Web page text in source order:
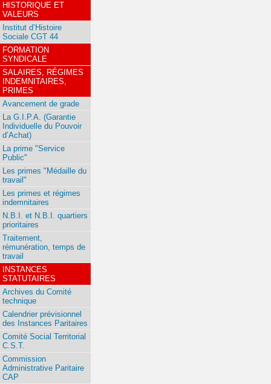
HISTORIQUE ET
VALEURS
Institut d’Histoire
Sociale CGT 44
FORMATION
SYNDICALE
SALAIRES, RÉGIMES
INDEMNITAIRES,
PRIMES
Avancement de grade
La G.I.P.A. (Garantie
Individuelle du Pouvoir
d’Achat)
La prime "Service
Public"
Les primes "Médaille du
travail"
Les primes et régimes
indemnitaires
N.B.I. et N.B.I. quartiers
prioritaires
Traitement,
rémunération, temps de
travail
INSTANCES
STATUTAIRES
Archives du Comité
technique
Calendrier prévisionnel
des Instances Paritaires
Comité Social Territorial
C.S.T.
Commission
Administrative Paritaire
CAP